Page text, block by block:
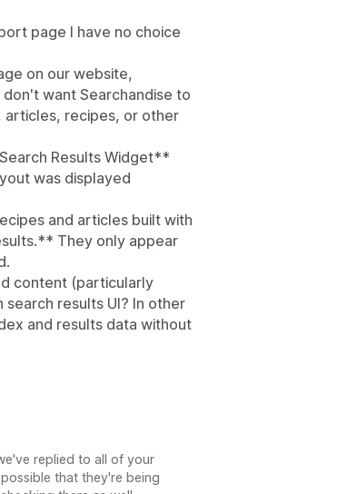
page I have no choice
on our website,
want Searchandise to
articles, recipes, or other
Results Widget**
was displayed
and articles built with
They only appear
content (particularly
results UI? In other
and results data without
replied to all of your
that they're being